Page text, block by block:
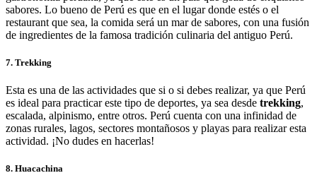
sabores. Lo bueno de Perú es que en el lugar donde estés o el
restaurant que sea, la comida será un mar de sabores, con una fusión
de ingredientes de la famosa tradición culinaria del antiguo Perú.
7. Trekking
Esta es una de las actividades que si o si debes realizar, ya que Perú
es ideal para practicar este tipo de deportes, ya sea desde trekking,
escalada, alpinismo, entre otros. Perú cuenta con una infinidad de
zonas rurales, lagos, sectores montañosos y playas para realizar esta
actividad. ¡No dudes en hacerlas!
8. Huacachina